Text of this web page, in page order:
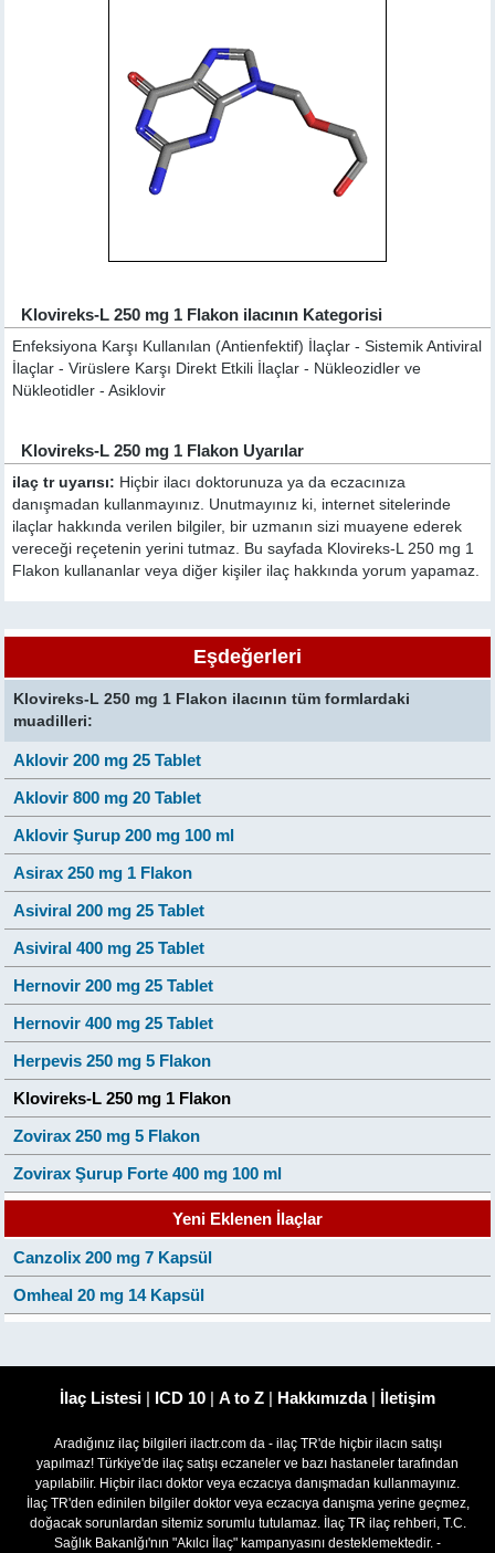
Klovireks-L 250 mg 1 Flakon ilacının Kategorisi
Enfeksiyona Karşı Kullanılan (Antienfektif) İlaçlar - Sistemik Antiviral
İlaçlar - Virüslere Karşı Direkt Etkili İlaçlar - Nükleozidler ve
Nükleotidler - Asiklovir
Klovireks-L 250 mg 1 Flakon Uyarılar
ilaç tr uyarısı: Hiçbir ilacı doktorunuza ya da eczacınıza
danışmadan kullanmayınız. Unutmayınız ki, internet sitelerinde
ilaçlar hakkında verilen bilgiler, bir uzmanın sizi muayene ederek
vereceği reçetenin yerini tutmaz. Bu sayfada Klovireks-L 250 mg 1
Flakon kullananlar veya diğer kişiler ilaç hakkında yorum yapamaz.
Eşdeğerleri
Klovireks-L 250 mg 1 Flakon ilacının tüm formlardaki
muadilleri:
Aklovir 200 mg 25 Tablet
Aklovir 800 mg 20 Tablet
Aklovir Şurup 200 mg 100 ml
Asirax 250 mg 1 Flakon
Asiviral 200 mg 25 Tablet
Asiviral 400 mg 25 Tablet
Hernovir 200 mg 25 Tablet
Hernovir 400 mg 25 Tablet
Herpevis 250 mg 5 Flakon
Klovireks-L 250 mg 1 Flakon
Zovirax 250 mg 5 Flakon
Zovirax Şurup Forte 400 mg 100 ml
Yeni Eklenen İlaçlar
Canzolix 200 mg 7 Kapsül
Omheal 20 mg 14 Kapsül
İlaç Listesi | ICD 10 | A to Z | Hakkımızda| İletişim
Aradığınız ilaç bilgileri ilactr.com da - ilaç TR'de hiçbir ilacın satışı
yapılmaz! Türkiye'de ilaç satışı eczaneler ve bazı hastaneler tarafından
yapılabilir. Hiçbir ilacı doktor veya eczacıya danışmadan kullanmayınız.
İlaç TR'den edinilen bilgiler doktor veya eczacıya danışma yerine geçmez,
doğacak sorunlardan sitemiz sorumlu tutulamaz. İlaç TR ilaç rehberi, T.C.
Sağlık Bakanlğı'nın "Akılcı İlaç" kampanyasını desteklemektedir. -